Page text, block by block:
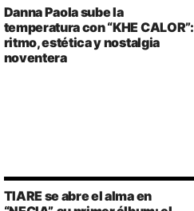
Danna Paola sube la
temperatura con “KHE CALOR”:
ritmo, estética y nostalgia
noventera
TIARE se abre el alma en